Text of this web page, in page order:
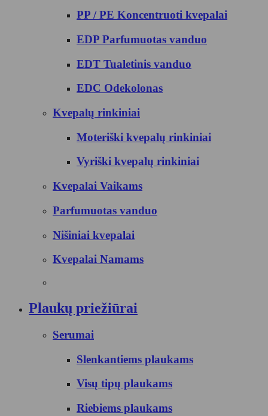
PP / PE Koncentruoti kvepalai
EDP Parfumuotas vanduo
EDT Tualetinis vanduo
EDC Odekolonas
Kvepalų rinkiniai
Moteriški kvepalų rinkiniai
Vyriški kvepalų rinkiniai
Kvepalai Vaikams
Parfumuotas vanduo
Nišiniai kvepalai
Kvepalai Namams
Plaukų priežiūrai
Serumai
Slenkantiems plaukams
Visų tipų plaukams
Riebiems plaukams